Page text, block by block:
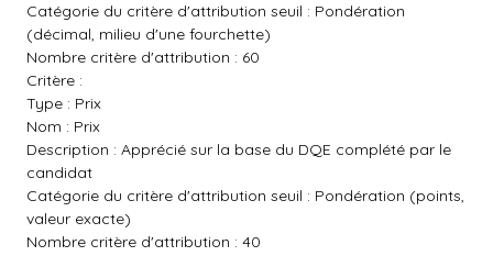
Catégorie du critère d'attribution seuil : Pondération
(décimal, milieu d'une fourchette)
Nombre critère d'attribution : 60
Critère :
Type : Prix
Nom : Prix
Description : Apprécié sur la base du DQE complété par le
candidat
Catégorie du critère d'attribution seuil : Pondération (points,
valeur exacte)
Nombre critère d'attribution : 40